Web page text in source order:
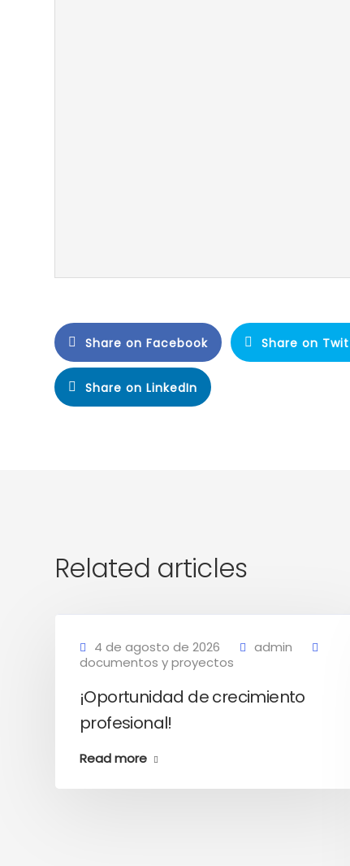
Share on Facebook Share on
Share on LinkedIn
Related articles
4 de agosto de 2026
admin
documentos y proyectos
¡Oportunidad de crecimiento
profesional!
Read more